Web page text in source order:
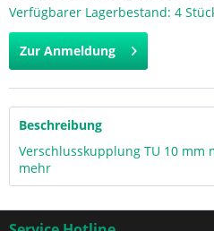
Verfügbarer Lagerbestand: 4
Zur Anmeldung
Beschreibung
Verschlusskupplung TU 10
mehr